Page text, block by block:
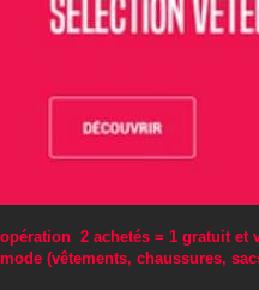
opération 2 achetés = 1 gratuit et
mode (vêtements, chaussures,